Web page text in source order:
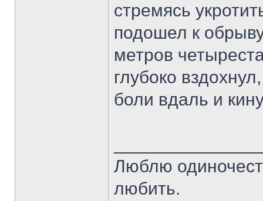
стремясь
подошел к
метров
глубоко
боли вдаль и
Люблю
любить.